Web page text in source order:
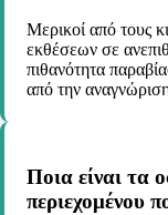
Μερικοί από τους
εκθέσεων σε
πιθανότητα
από την
Ποια είναι τα
περιεχομένου